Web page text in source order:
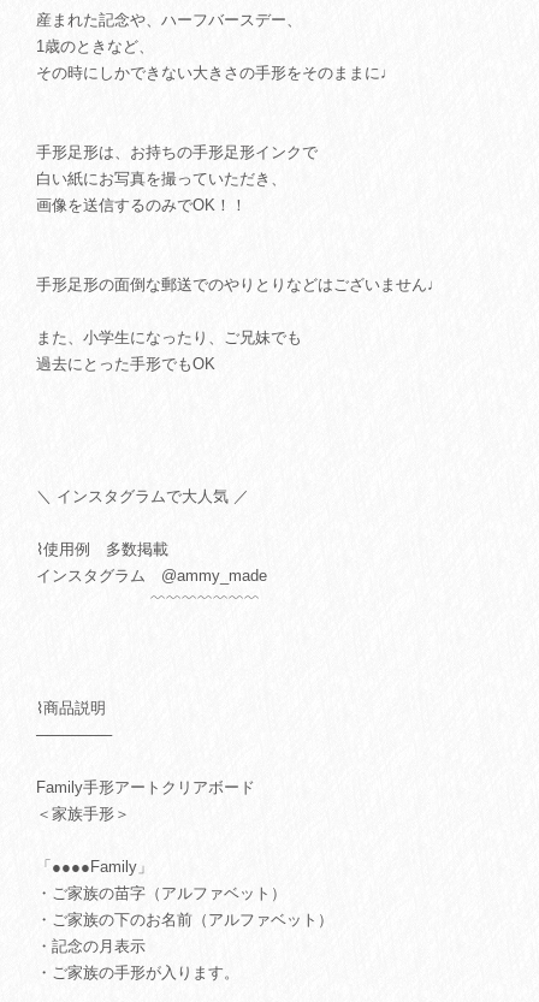
産まれた記念や、ハーフバースデー、
1歳のときなど、
その時にしかできない大きさの手形をそのままに♩
手形足形は、お持ちの手形足形インクで
白い紙にお写真を撮っていただき、
画像を送信するのみでOK！！
手形足形の面倒な郵送でのやりとりなどはございません♩
また、小学生になったり、ご兄妹でも
過去にとった手形でもOK
＼ インスタグラムで大人気 ／
⌇使用例 多数掲載
インスタグラム @ammy_made
﹌﹌﹌﹌﹌﹌﹌
⌇商品説明
───────
Family手形アートクリアボード
＜家族手形＞
「●●●●Family」
・ご家族の苗字（アルファベット）
・ご家族の下のお名前（アルファベット）
・記念の月表示
・ご家族の手形が入ります。